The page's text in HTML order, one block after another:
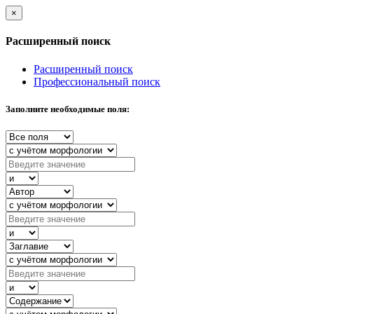
×
Расширенный поиск
Расширенный поиск
Профессиональный поиск
Заполните необходимые поля: